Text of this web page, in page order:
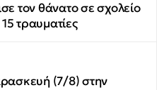
τον θάνατο σε σχολείο
τραυματίες
(7/8) στην